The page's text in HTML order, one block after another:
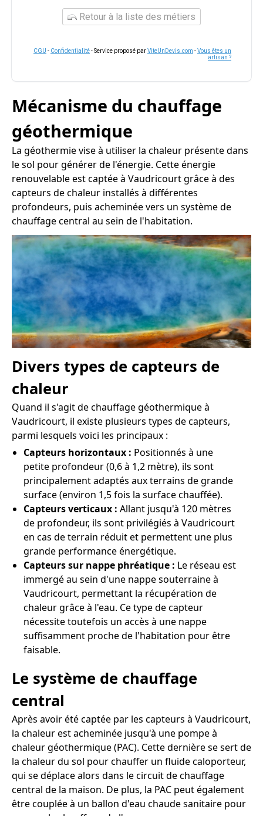
Retour à la liste des métiers
CGU - Confidentialité- Service proposé parViteUnDevis.com -Vous êtes un
artisan ?
Mécanisme du chauffage
géothermique
La géothermie vise à utiliser la chaleur présente dans
le sol pour générer de l'énergie. Cette énergie
renouvelable est captée à Vaudricourt grâce à des
capteurs de chaleur installés à différentes
profondeurs, puis acheminée vers un système de
chauffage central au sein de l'habitation.
Divers types de capteurs de
chaleur
Quand il s'agit de chauffage géothermique à
Vaudricourt, il existe plusieurs types de capteurs,
parmi lesquels voici les principaux :
Capteurs horizontaux : Positionnés à une
petite profondeur (0,6 à 1,2 mètre), ils sont
principalement adaptés aux terrains de grande
surface (environ 1,5 fois la surface chauffée).
Capteurs verticaux : Allant jusqu'à 120 mètres
de profondeur, ils sont privilégiés à Vaudricourt
en cas de terrain réduit et permettent une plus
grande performance énergétique.
Capteurs sur nappe phréatique : Le réseau est
immergé au sein d'une nappe souterraine à
Vaudricourt, permettant la récupération de
chaleur grâce à l'eau. Ce type de capteur
nécessite toutefois un accès à une nappe
suffisamment proche de l'habitation pour être
faisable.
Le système de chauffage
central
Après avoir été captée par les capteurs à Vaudricourt,
la chaleur est acheminée jusqu'à une pompe à
chaleur géothermique (PAC). Cette dernière se sert de
la chaleur du sol pour chauffer un fluide caloporteur,
qui se déplace alors dans le circuit de chauffage
central de la maison. De plus, la PAC peut également
être couplée à un ballon d'eau chaude sanitaire pour